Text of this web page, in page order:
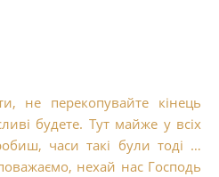
не перекопувайте кінець
будете. Тут майже у всіх
часи такі були тоді …
нехай нас Господь